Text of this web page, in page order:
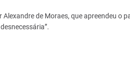
de Moraes, que apreendeu o